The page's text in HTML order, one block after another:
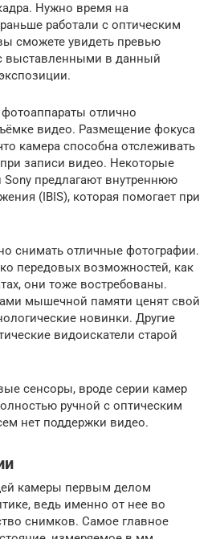
Нужно время на
работали с оптическим
сможете увидеть превью
выставленными в данный
отлично
видео. Размещение фокуса
камера способна отслеживать
записи видео. Некоторые
Sony предлагают внутреннюю
(IBIS), которая помогает при
снимать отличные фотографии.
передовых возможностей, как
они тоже востребованы.
мышечной памяти ценят свой
новинки. Другие
видоискатели старой
сенсоры, вроде серии камер
ручной с оптическим
нет поддержки видео.
камеры первым делом
ведь именно от нее во
снимков. Самое главное